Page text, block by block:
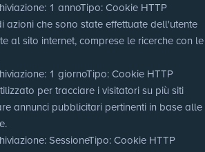
: 1 annoTipo: Cookie HTTP
azioni che sono state effettuate dell'utente
al sito internet, comprese le ricerche con le
: 1 giornoTipo: Cookie HTTP
per tracciare i visitatori su più siti
annunci pubblicitari pertinenti in base alle
: SessioneTipo: Cookie HTTP